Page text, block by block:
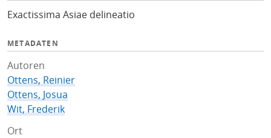
fExactissima Asiae delineatio
METADATEN
Autoren
Ottens, Reinier
Ottens, Josua
Wit, Frederik
Ort